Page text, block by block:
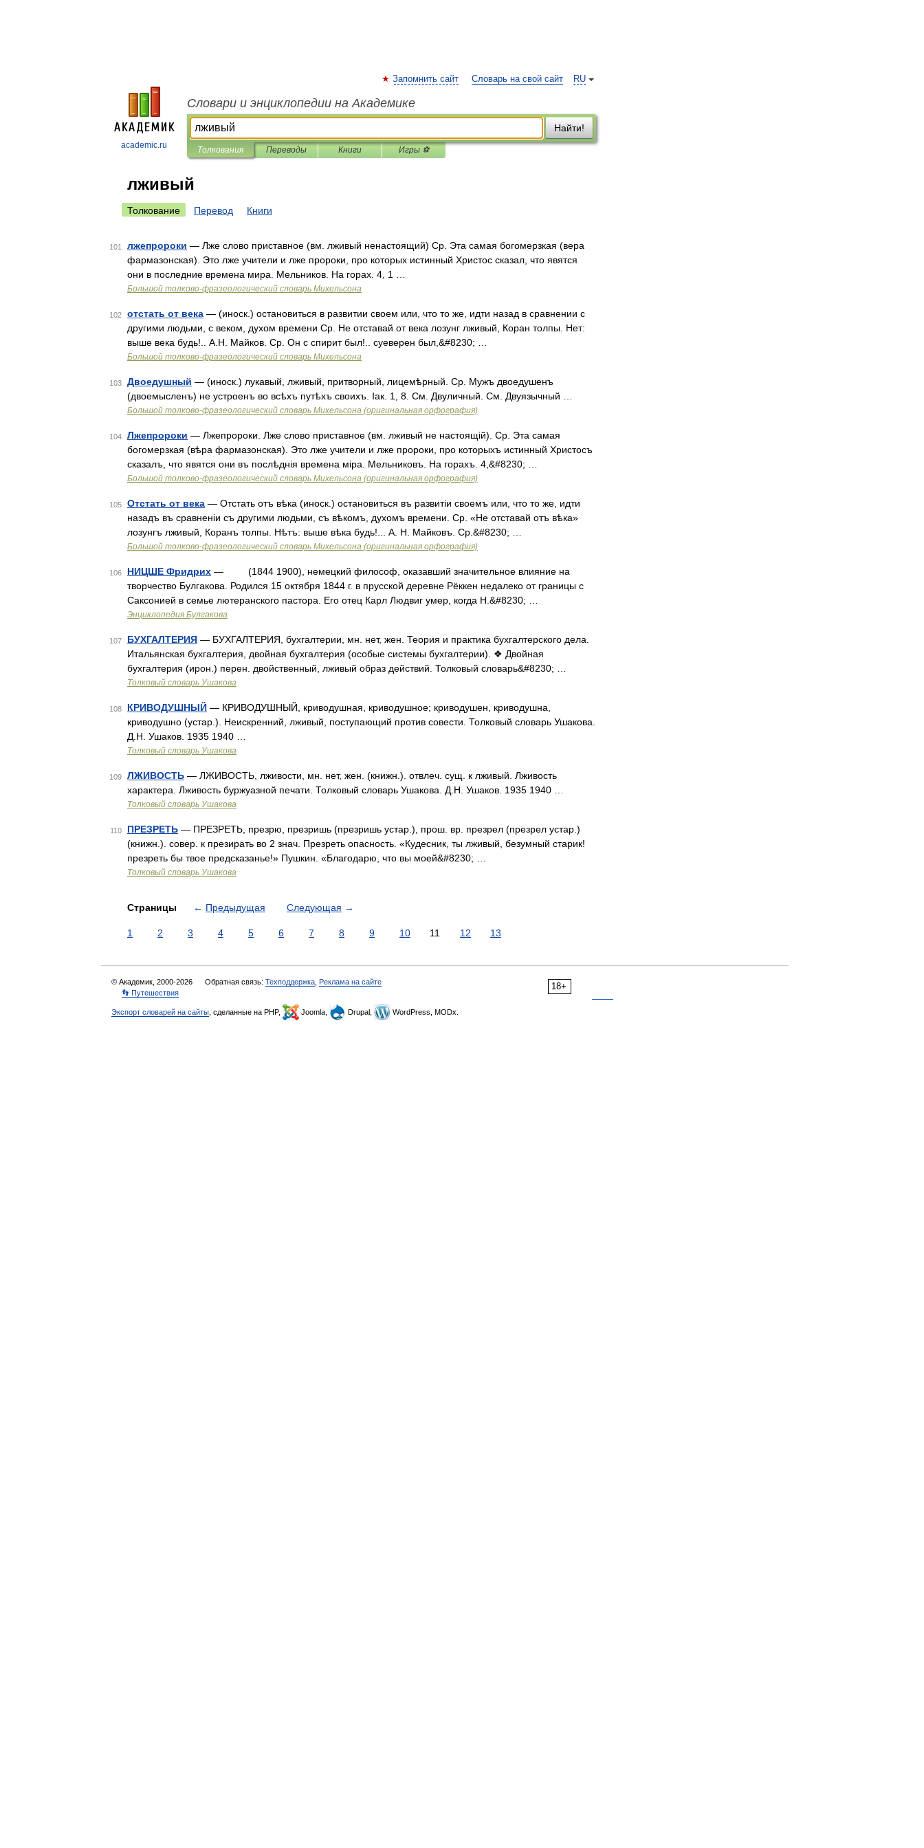
academic.ru
RU
Запомнить сайт Словарь на свой сайт
Словари и энциклопедии на Академике
Найти!
Толкования Переводы Книги Игры ⚽
лживый
Толкование Перевод Книги
101 лжепророки — Лже слово приставное (вм. лживый ненастоящий) Ср. Эта самая богомерзкая (вера
фармазонская). Это лже учители и лже пророки, про которых истинный Христос сказал, что явятся
они в последние времена мира. Мельников. На горах. 4, 1 …
Большой толково-фразеологический словарь Михельсона
102 отстать от века — (иноск.) остановиться в развитии своем или, что то же, идти назад в сравнении с
другими людьми, с веком, духом времени Ср. Не отставай от века лозунг лживый, Коран толпы. Нет:
выше века будь!.. А.Н. Майков. Ср. Он с спирит был!.. суеверен был,&#8230; …
Большой толково-фразеологический словарь Михельсона
103 Двоедушный — (иноск.) лукавый, лживый, притворный, лицемѣрный. Ср. Мужъ двоедушенъ
(двоемысленъ) не устроенъ во всѣхъ путѣхъ своихъ. Іак. 1, 8. См. Двуличный. См. Двуязычный …
Большой толково-фразеологический словарь Михельсона (оригинальная орфография)
104 Лжепророки — Лжепророки. Лже слово приставное (вм. лживый не настоящій). Ср. Эта самая
богомерзкая (вѣра фармазонская). Это лже учители и лже пророки, про которыхъ истинный Христосъ
сказалъ, что явятся они въ послѣднія времена міра. Мельниковъ. На горахъ. 4,&#8230; …
Большой толково-фразеологический словарь Михельсона (оригинальная орфография)
105 Отстать от века — Отстать отъ вѣка (иноск.) остановиться въ развитіи своемъ или, что то же, идти
назадъ въ сравненіи съ другими людьми, съ вѣкомъ, духомъ времени. Ср. «Не отставай отъ вѣка»
лозунгъ лживый, Коранъ толпы. Нѣтъ: выше вѣка будь!... А. Н. Майковъ. Ср.&#8230; …
Большой толково-фразеологический словарь Михельсона (оригинальная орфография)
106 НИЦШЕ Фридрих — (1844 1900), немецкий философ, оказавший значительное влияние на
творчество Булгакова. Родился 15 октября 1844 г. в прусской деревне Рёккен недалеко от границы с
Саксонией в семье лютеранского пастора. Его отец Карл Людвиг умер, когда Н.&#8230; …
Энциклопедия Булгакова
107 БУХГАЛТЕРИЯ — БУХГАЛТЕРИЯ, бухгалтерии, мн. нет, жен. Теория и практика бухгалтерского дела.
Итальянская бухгалтерия, двойная бухгалтерия (особые системы бухгалтерии). ❖ Двойная
бухгалтерия (ирон.) перен. двойственный, лживый образ действий. Толковый словарь&#8230; …
Толковый словарь Ушакова
108 КРИВОДУШНЫЙ — КРИВОДУШНЫЙ, криводушная, криводушное; криводушен, криводушна,
криводушно (устар.). Неискренний, лживый, поступающий против совести. Толковый словарь Ушакова.
Д.Н. Ушаков. 1935 1940 …
Толковый словарь Ушакова
109 ЛЖИВОСТЬ — ЛЖИВОСТЬ, лживости, мн. нет, жен. (книжн.). отвлеч. сущ. к лживый. Лживость
характера. Лживость буржуазной печати. Толковый словарь Ушакова. Д.Н. Ушаков. 1935 1940 …
Толковый словарь Ушакова
110 ПРЕЗРЕТЬ — ПРЕЗРЕТЬ, презрю, презришь (презришь устар.), прош. вр. презрел (презрел устар.)
(книжн.). совер. к презирать во 2 знач. Презреть опасность. «Кудесник, ты лживый, безумный старик!
презреть бы твое предсказанье!» Пушкин. «Благодарю, что вы моей&#8230; …
Толковый словарь Ушакова
Страницы ← Предыдущая Следующая →
1 2 3 4 5 6 7 8 9 10 11 12 13
18+
© Академик, 2000-2026 Обратная связь: Техподдержка Реклама на сайте
👣 Путешествия
Экспорт словарей на сайты , сделанные на PHP, Joomla, Drupal, WordPress, MODx.